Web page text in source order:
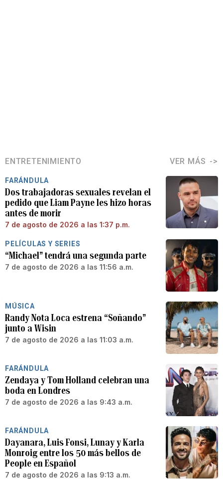
ENTRETENIMIENTO VER MÁS
FARÁNDULA
Dos trabajadoras sexuales revelan el
pedido que Liam Payne les hizo horas
antes de morir
7 de agosto de 2026 a las 1:37 p.m.
PELÍCULAS Y SERIES
“Michael” tendrá una segunda parte
7 de agosto de 2026 a las 11:56 a.m.
MÚSICA
Randy Nota Loca estrena “Soñando”
junto a Wisin
7 de agosto de 2026 a las 11:03 a.m.
FARÁNDULA
Zendaya y Tom Holland celebran una
boda en Londres
7 de agosto de 2026 a las 9:43 a.m.
FARÁNDULA
Dayanara, Luis Fonsi, Lunay y Karla
Monroig entre los 50 más bellos de
People en Español
7 de agosto de 2026 a las 9:13 a.m.